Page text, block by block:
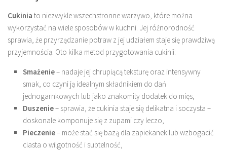
Cukinia to niezwykle wszechstronne warzywo, które można
wykorzystać na wiele sposobów w kuchni. Jej różnorodność
sprawia, że przyrządzanie potraw z jej udziałem staje się prawdziwą
przyjemnością. Oto kilka metod przygotowania cukinii:
Smażenie– nadaje jej chrupiącą teksturę oraz intensywny
smak, co czyni ją idealnym składnikiem do dań
jednogarnkowych lub jako znakomity dodatek do mięs,
Duszenie– sprawia, że cukinia staje się delikatna i soczysta –
doskonale komponuje się z zupami czy leczo,
Pieczenie– może stać się bazą dla zapiekanek lub wzbogacić
ciasta o wilgotność i subtelność,